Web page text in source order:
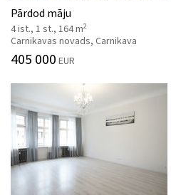
Pārdod māju
4 ist., 1 st., 164 m2
Carnikavas novads, Carnikava
405 000 EUR